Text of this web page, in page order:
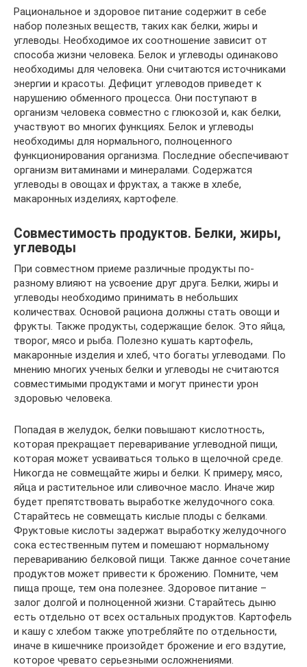
Рациональное и здоровое питание содержит в себе
набор полезных веществ, таких как белки, жиры и
углеводы. Необходимое их соотношение зависит от
способа жизни человека. Белок и углеводы одинаково
необходимы для человека. Они считаются источниками
энергии и красоты. Дефицит углеводов приведет к
нарушению обменного процесса. Они поступают в
организм человека совместно с глюкозой и, как белки,
участвуют во многих функциях. Белок и углеводы
необходимы для нормального, полноценного
функционирования организма. Последние обеспечивают
организм витаминами и минералами. Содержатся
углеводы в овощах и фруктах, а также в хлебе,
макаронных изделиях, картофеле.
Совместимость продуктов. Белки, жиры,
углеводы
При совместном приеме различные продукты по-
разному влияют на усвоение друг друга. Белки, жиры и
углеводы необходимо принимать в небольших
количествах. Основой рациона должны стать овощи и
фрукты. Также продукты, содержащие белок. Это яйца,
творог, мясо и рыба. Полезно кушать картофель,
макаронные изделия и хлеб, что богаты углеводами. По
мнению многих ученых белки и углеводы не считаются
совместимыми продуктами и могут принести урон
здоровью человека.
Попадая в желудок, белки повышают кислотность,
которая прекращает переваривание углеводной пищи,
которая может усваиваться только в щелочной среде.
Никогда не совмещайте жиры и белки. К примеру, мясо,
яйца и растительное или сливочное масло. Иначе жир
будет препятствовать выработке желудочного сока.
Старайтесь не совмещать кислые плоды с белками.
Фруктовые кислоты задержат выработку желудочного
сока естественным путем и помешают нормальному
перевариванию белковой пищи. Также данное сочетание
продуктов может привести к брожению. Помните, чем
пища проще, тем она полезнее. Здоровое питание –
залог долгой и полноценной жизни. Старайтесь дыню
есть отдельно от всех остальных продуктов. Картофель
и кашу с хлебом также употребляйте по отдельности,
иначе в кишечнике произойдет брожение и его вздутие,
которое чревато серьезными осложнениями.